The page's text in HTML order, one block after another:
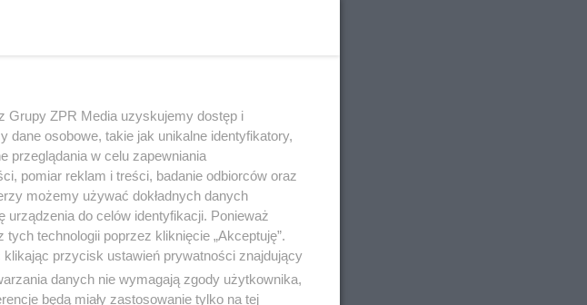
Grupy ZPR Media uzyskujemy dostęp i
osobowe, takie jak unikalne identyfikatory,
przeglądania w celu zapewniania
pomiar reklam i treści, badanie odbiorców oraz
możemy używać dokładnych danych
do celów identyfikacji. Ponieważ
technologii poprzez kliknięcie „Akceptuję”.
przycisk ustawień prywatności znajdujący
danych nie wymagają zgody użytkownika,
będą miały zastosowanie tylko na tej